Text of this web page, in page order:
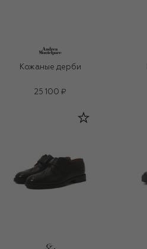
Кожаные дерби
25 100 ₽